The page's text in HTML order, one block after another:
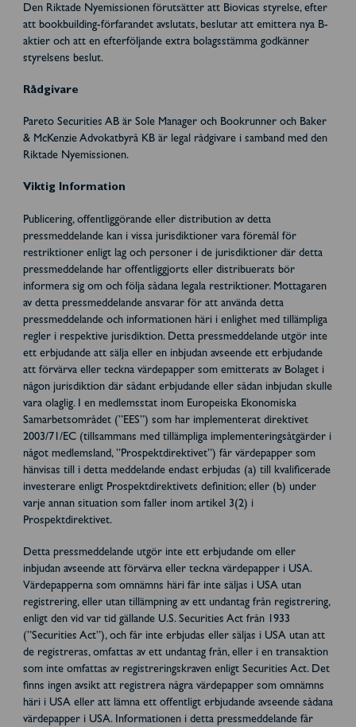
Den Riktade Nyemissionen förutsätter att Biovicas styrelse, efter
att bookbuilding-förfarandet avslutats, beslutar att emittera nya B-
aktier och att en efterföljande extra bolagsstämma godkänner
styrelsens beslut.
Rådgivare
Pareto Securities AB är Sole Manager och Bookrunner och Baker
& McKenzie Advokatbyrå KB är legal rådgivare i samband med den
Riktade Nyemissionen.
Viktig Information
Publicering, offentliggörande eller distribution av detta
pressmeddelande kan i vissa jurisdiktioner vara föremål för
restriktioner enligt lag och personer i de jurisdiktioner där detta
pressmeddelande har offentliggjorts eller distribuerats bör
informera sig om och följa sådana legala restriktioner. Mottagaren
av detta pressmeddelande ansvarar för att använda detta
pressmeddelande och informationen häri i enlighet med tillämpliga
regler i respektive jurisdiktion. Detta pressmeddelande utgör inte
ett erbjudande att sälja eller en inbjudan avseende ett erbjudande
att förvärva eller teckna värdepapper som emitterats av Bolaget i
någon jurisdiktion där sådant erbjudande eller sådan inbjudan skulle
vara olaglig. I en medlemsstat inom Europeiska Ekonomiska
Samarbetsområdet (”EES”) som har implementerat direktivet
2003/71/EC (tillsammans med tillämpliga implementeringsåtgärder i
något medlemsland, ”Prospektdirektivet”) får värdepapper som
hänvisas till i detta meddelande endast erbjudas (a) till kvalificerade
investerare enligt Prospektdirektivets definition; eller (b) under
varje annan situation som faller inom artikel 3(2) i
Prospektdirektivet.
Detta pressmeddelande utgör inte ett erbjudande om eller
inbjudan avseende att förvärva eller teckna värdepapper i USA.
Värdepapperna som omnämns häri får inte säljas i USA utan
registrering, eller utan tillämpning av ett undantag från registrering,
enligt den vid var tid gällande U.S. Securities Act från 1933
(”Securities Act”), och får inte erbjudas eller säljas i USA utan att
de registreras, omfattas av ett undantag från, eller i en transaktion
som inte omfattas av registreringskraven enligt Securities Act. Det
finns ingen avsikt att registrera några värdepapper som omnämns
häri i USA eller att lämna ett offentligt erbjudande avseende sådana
värdepapper i USA. Informationen i detta pressmeddelande får